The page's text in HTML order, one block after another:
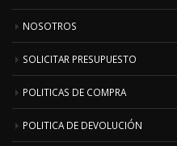
NOSOTROS
SOLICITAR PRESUPUESTO
POLITICAS DE COMPRA
POLITICA DE DEVOLUCIÓN